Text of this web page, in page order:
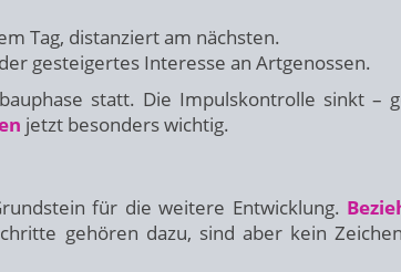
Tag, distanziert am nächsten.
gesteigertes Interesse an Artgenossen.
statt. Die Impulskontrolle sinkt –
jetzt besonders wichtig.
für die weitere Entwicklung.
gehören dazu, sind aber kein